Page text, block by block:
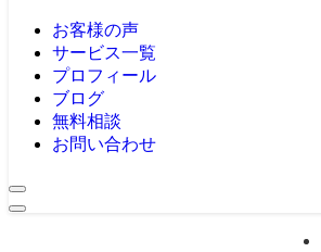
お客様の声
サービス一覧
プロフィール
ブログ
無料相談
お問い合わせ